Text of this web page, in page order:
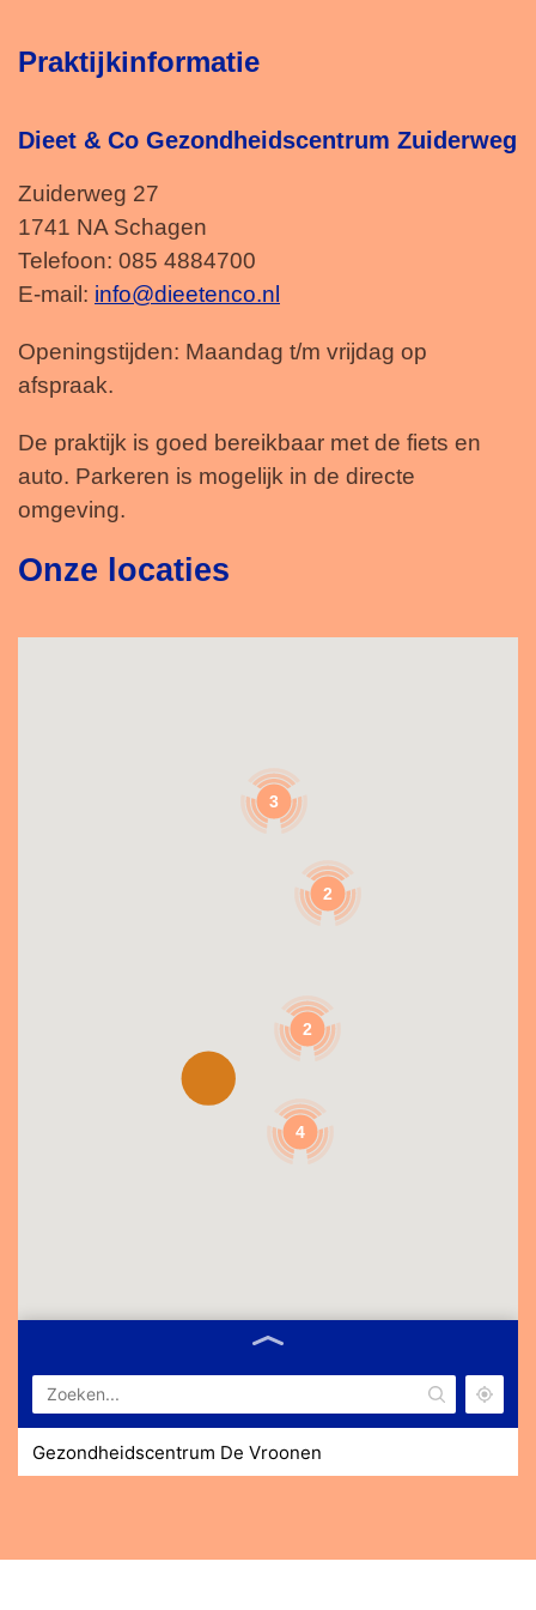
Praktijkinformatie
Dieet & Co Gezondheidscentrum Zuiderweg
Zuiderweg 27
1741 NA Schagen
Telefoon: 085 4884700
E-mail: info@dieetenco.nl
Openingstijden: Maandag t/m vrijdag op
afspraak.
De praktijk is goed bereikbaar met de fiets en
auto. Parkeren is mogelijk in de directe
omgeving.
Onze locaties
Gezondheidscentrum De Vroonen
De Helling 25 1834 DA Sint Pancras
Heereweg 171a 1871 EE Schoorl
4
2
2
3